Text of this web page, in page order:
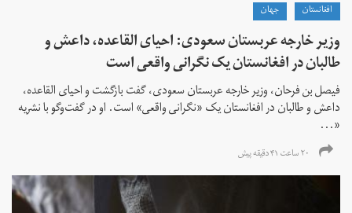
افغانستان جهان
وزیر خارجه عربستان سعودی: احیای القاعده،‌ داعش و
طالبان در افغانستان یک نگرانی واقعی است
فیصل بن فرحان، ‌وزیر خارجه عربستان سعودی، گفت بازگشت و احیای القاعده،‌
داعش و طالبان در افغانستان یک «نگرانی واقعی» است. او در گفت‌وگو با نشریه
«...
۲۰ ساعت ۴۱ دقیقه پیش